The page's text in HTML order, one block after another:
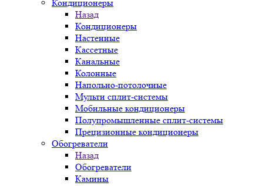
Кондиционеры
Назад
Кондиционеры
Настенные
Кассетные
Канальные
Колонные
Напольно-потолочные
Мульти сплит-системы
Мобильные кондиционеры
Полупромышленные сплит-системы
Прецизионные кондиционеры
Обогреватели
Назад
Обогреватели
Камины